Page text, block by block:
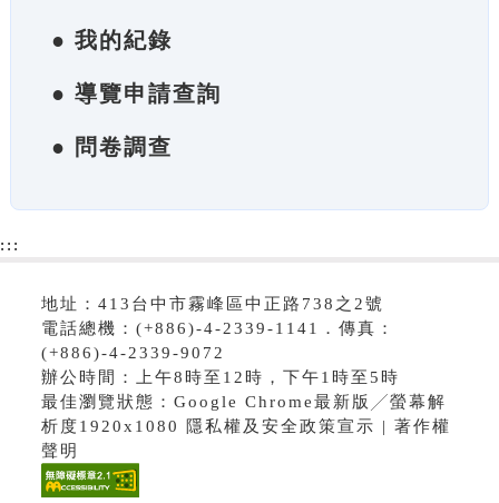
● 我的紀錄
● 導覽申請查詢
● 問卷調查
:::
地址：413台中市霧峰區中正路738之2號
電話總機：(+886)-4-2339-1141．傳真：
(+886)-4-2339-9072
辦公時間：上午8時至12時，下午1時至5時
最佳瀏覽狀態：Google Chrome最新版╱螢幕解
析度1920x1080 隱私權及安全政策宣示 | 著作權
聲明